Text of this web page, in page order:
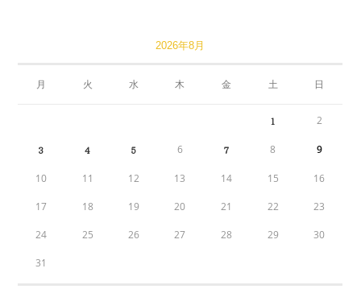
2026年8月
月 火 水 木 金 土 日
1 2
3 4 5 6 7 8 9
10 11 12 13 14 15 16
17 18 19 20 21 22 23
24 25 26 27 28 29 30
31